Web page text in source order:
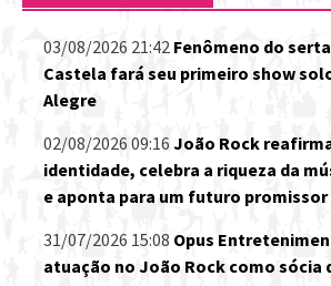
03/08/2026 21:42 Fenômeno do
Castela fará seu primeiro show
Alegre
02/08/2026 09:16 João Rock
identidade, celebra a riqueza da
e aponta para um futuro promissor
31/07/2026 15:08 Opus
atuação no João Rock como sócia